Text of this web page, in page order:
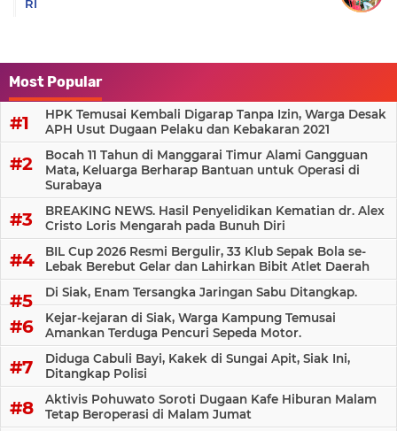
RI
Most Popular
HPK Temusai Kembali Digarap Tanpa Izin, Warga Desak
APH Usut Dugaan Pelaku dan Kebakaran 2021
Bocah 11 Tahun di Manggarai Timur Alami Gangguan
Mata, Keluarga Berharap Bantuan untuk Operasi di
Surabaya
BREAKING NEWS. Hasil Penyelidikan Kematian dr. Alex
Cristo Loris Mengarah pada Bunuh Diri
BIL Cup 2026 Resmi Bergulir, 33 Klub Sepak Bola se-
Lebak Berebut Gelar dan Lahirkan Bibit Atlet Daerah
Di Siak, Enam Tersangka Jaringan Sabu Ditangkap.
Kejar-kejaran di Siak, Warga Kampung Temusai
Amankan Terduga Pencuri Sepeda Motor.
Diduga Cabuli Bayi, Kakek di Sungai Apit, Siak Ini,
Ditangkap Polisi
Aktivis Pohuwato Soroti Dugaan Kafe Hiburan Malam
Tetap Beroperasi di Malam Jumat